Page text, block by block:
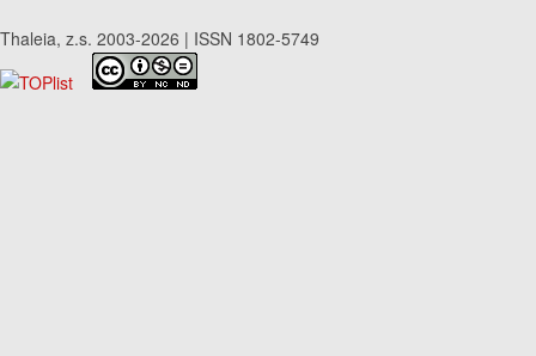
Thaleia, z.s. 2003-2026 | ISSN 1802-5749